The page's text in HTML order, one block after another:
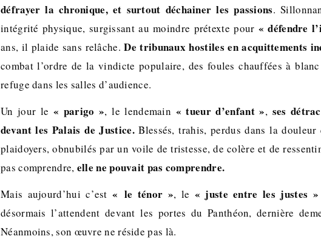
défrayer la chronique, et surtout déchainer les passions.
intégrité physique, surgissant au moindre prétexte pour « défendre
ans, il plaide sans relâche.De tribunaux hostiles en acquittements
combat l’ordre de la vindicte populaire, des foules chauffées à
refuge dans les salles d’audience.
Un jour le « parigo », le lendemain « tueur d’enfant », ses
devant les Palais de Justice.Blessés, trahis, perdus dans la douleur
plaidoyers, obnubilés par un voile de tristesse, de colère et de
pas comprendre, elle ne pouvait pas comprendre.
Mais aujourd’hui c’est« le ténor », le « juste entre les justes »
désormais l’attendent devant les portes du Panthéon, dernière
Néanmoins, son œuvre ne réside pas là.